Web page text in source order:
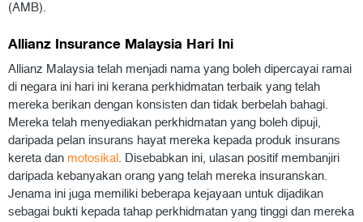
(AMB).
Allianz Insurance Malaysia Hari Ini
Allianz Malaysia telah menjadi nama yang boleh dipercayai ramai
di negara ini hari ini kerana perkhidmatan terbaik yang telah
mereka berikan dengan konsisten dan tidak berbelah bahagi.
Mereka telah menyediakan perkhidmatan yang boleh dipuji,
daripada pelan insurans hayat mereka kepada produk insurans
kereta dan motosikal
. Disebabkan ini, ulasan positif membanjiri
daripada kebanyakan orang yang telah mereka insuranskan.
Jenama ini juga memiliki beberapa kejayaan untuk dijadikan
sebagai bukti kepada tahap perkhidmatan yang tinggi dan mereka